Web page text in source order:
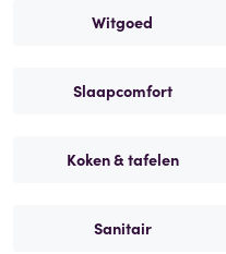
Witgoed
Slaapcomfort
Koken & tafelen
Sanitair